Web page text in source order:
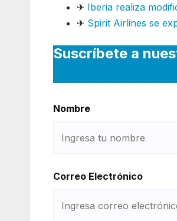
✈ Iberia realiza
✈ Spirit Airlines se
Suscríbete a
Nombre
Correo Electrónico